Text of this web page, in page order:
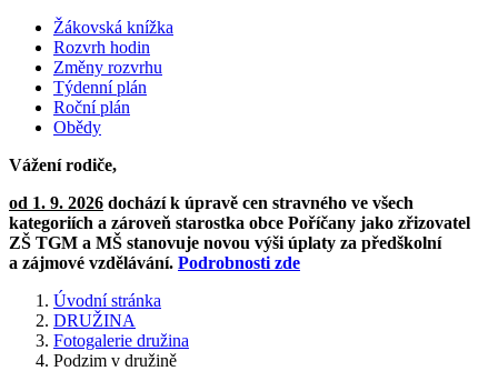
Žákovská knížka
Rozvrh hodin
Změny rozvrhu
Týdenní plán
Roční plán
Obědy
Vážení rodiče,
od 1. 9. 2026 dochází k úpravě cen stravného ve všech
kategoriích a zároveň starostka obce Poříčany jako zřizovatel
ZŠ TGM a MŠ stanovuje novou výši úplaty za předškolní
a zájmové vzdělávání. Podrobnosti zde
Úvodní stránka
DRUŽINA
Fotogalerie družina
Podzim v družině